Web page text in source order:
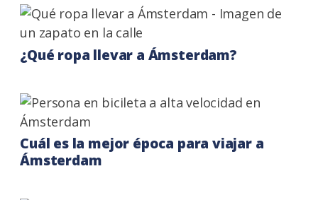
¿Qué ropa llevar a Ámsterdam?
Cuál es la mejor época para viajar a
Ámsterdam